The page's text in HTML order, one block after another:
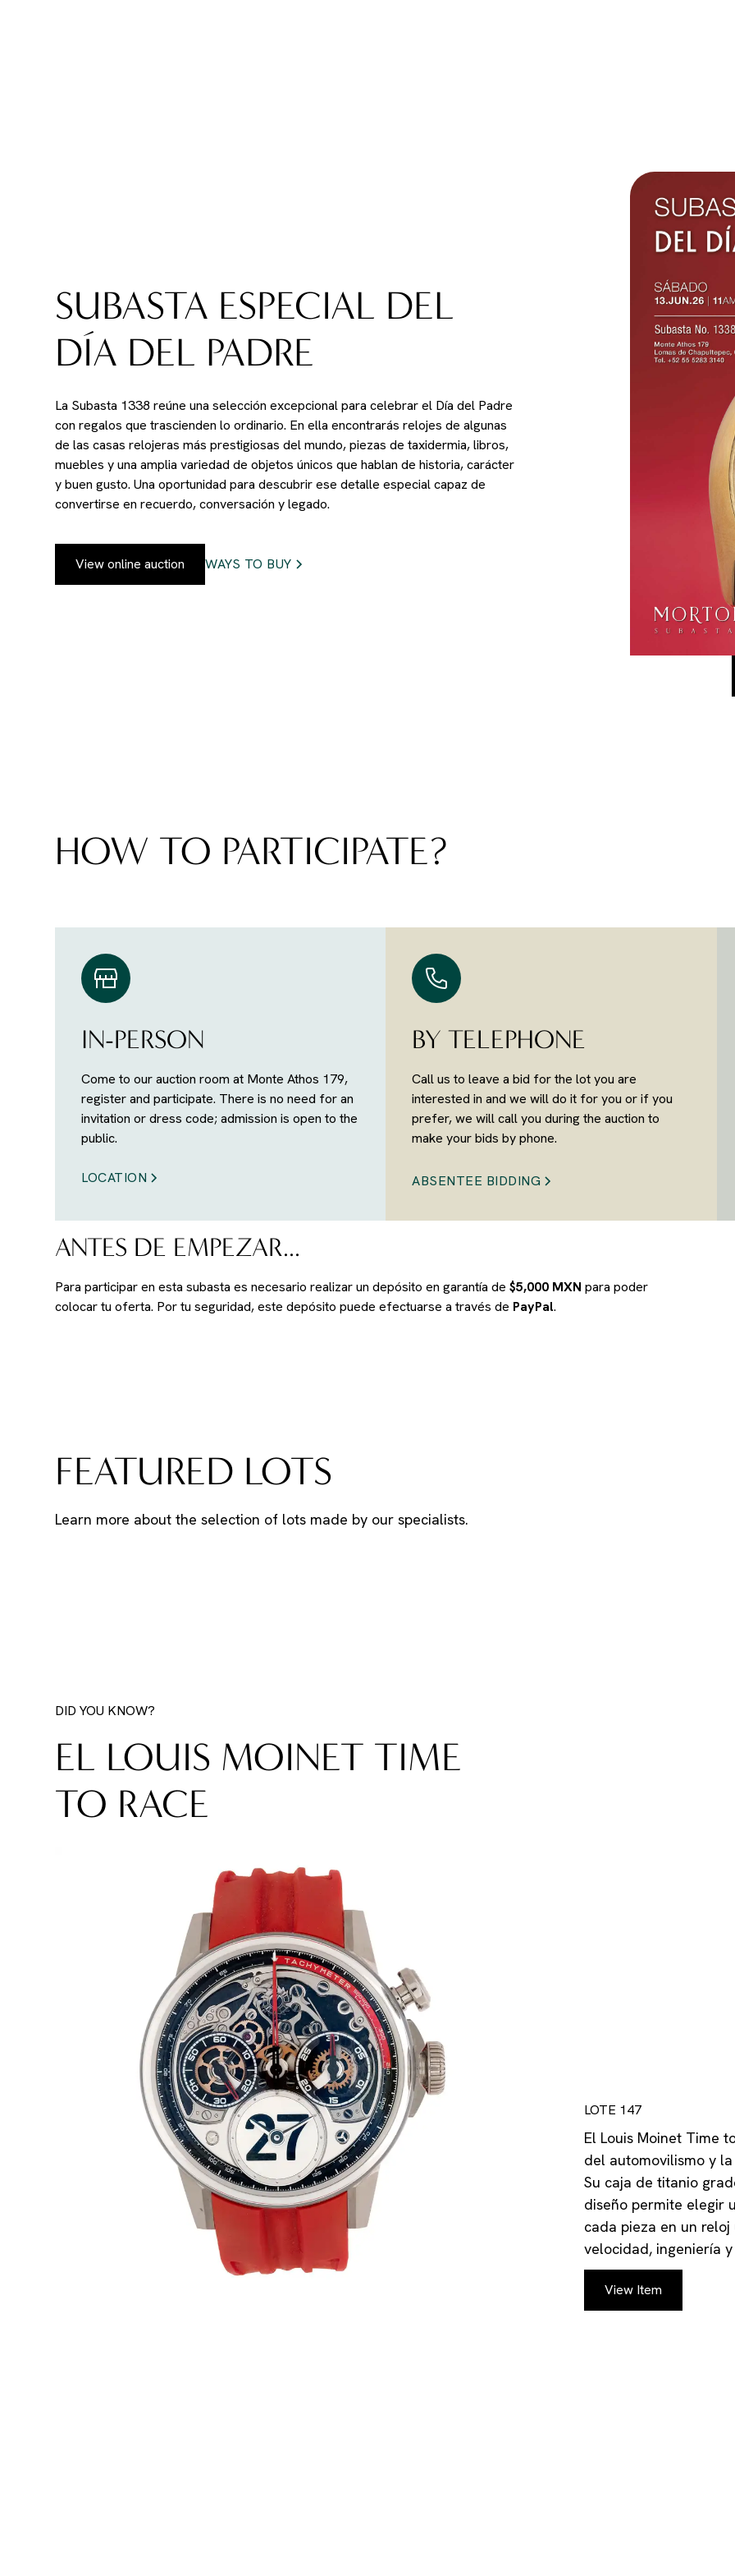
SUBASTA ESPECIAL DEL
DÍA DEL PADRE
La Subasta 1338 reúne una selección excepcional para celebrar el Día del Padre
con regalos que trascienden lo ordinario. En ella encontrarás relojes de algunas
de las casas relojeras más prestigiosas del mundo, piezas de taxidermia, libros,
muebles y una amplia variedad de objetos únicos que hablan de historia, carácter
y buen gusto. Una oportunidad para descubrir ese detalle especial capaz de
convertirse en recuerdo, conversación y legado.
View online auction WAYS TO BUY
HOW TO PARTICIPATE?
IN-PERSON
Come to our auction room at Monte Athos 179,
register and participate. There is no need for an
invitation or dress code; admission is open to the
public.
LOCATION
BY TELEPHONE
Call us to leave a bid for the lot you are
interested in and we will do it for you or if you
prefer, we will call you during the auction to
make your bids by phone.
ABSENTEE BIDDING
ANTES DE EMPEZAR...
Para participar en esta subasta es necesario realizar un depósito en garantía de$5,000 MXN para poder
colocar tu oferta. Por tu seguridad, este depósito puede efectuarse a través de PayPal.
FEATURED LOTS
Learn more about the selection of lots made by our specialists.
DID YOU KNOW?
EL LOUIS MOINET TIME
TO RACE
LOTE 147
El Louis Moinet Time
del automovilismo y
Su caja de titanio
diseño permite elegir
cada pieza en un
velocidad, ingeniería
View Item